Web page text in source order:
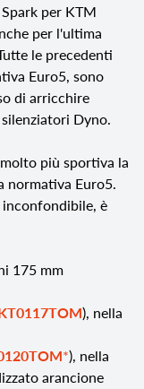
per KTM
per l'ultima
le precedenti
Euro5, sono
di arricchire
Dyno.
più sportiva la
normativa Euro5.
è
175 mm
), nella
*), nella
arancione